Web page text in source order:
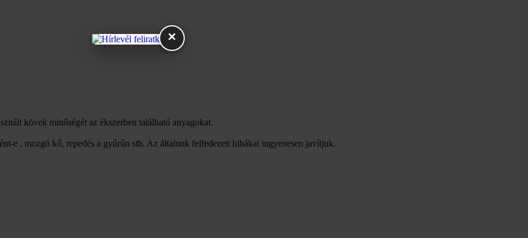
kövek minőségét az ékszerben található anyagokat.
e , mozgó kő, repedés a gyűrűn stb. Az általunk felfedezett hibákat ingyenesen javítjuk.
×